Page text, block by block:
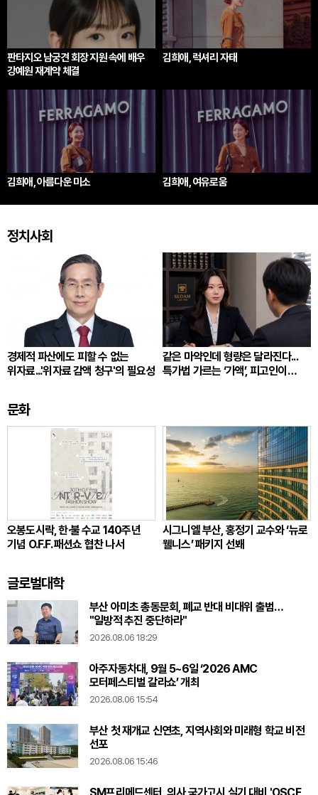
판타지오 남궁견 회장 지원 속에 배우
강예원 재계약 체결
김희애, 럭셔리 자태
김희애, 아름다운 미소 김희애, 여유로움
정치사회
경제적 파산에도 피할 수 없는
위자료...'위자료 감액 청구'의 필요성
같은 마약인데 형량은 달라진다...
특가법 가르는 ‘가액’, 피고인이
문화
오봉도시락, 한·불 수교 140주년
기념 O.F.F. 패션쇼 협찬 나서
시그니엘 부산, 홍정기 교수와 ‘뉴로
웰니스’ 패키지 선봬
글로벌대학
부산 아미초 총동문회, 폐교 반대 비대위 출범…
"일방적 추진 중단하라"
2026.08.06 18:29
아주자동차대, 9월 5~6일 ‘2026 AMC
모터페스티벌 갈라쇼’ 개최
2026.08.06 15:54
부산 첫 재개교 신연초, 지역사회와 미래형 학교 비전
선포
2026.08.06 15:46